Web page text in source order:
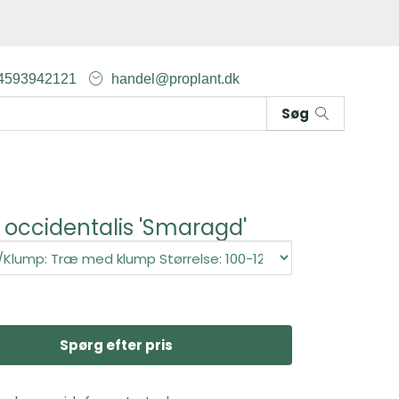
handel@proplant.dk
Søg
occidentalis 'Smaragd'
Spørg efter pris